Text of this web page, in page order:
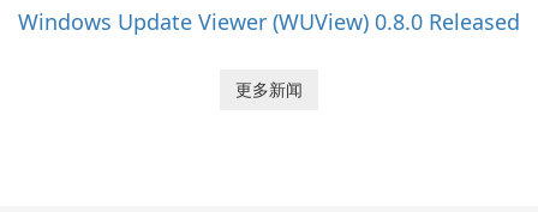
Windows Update Viewer (WUView) 0.8.0 Released
更多新闻